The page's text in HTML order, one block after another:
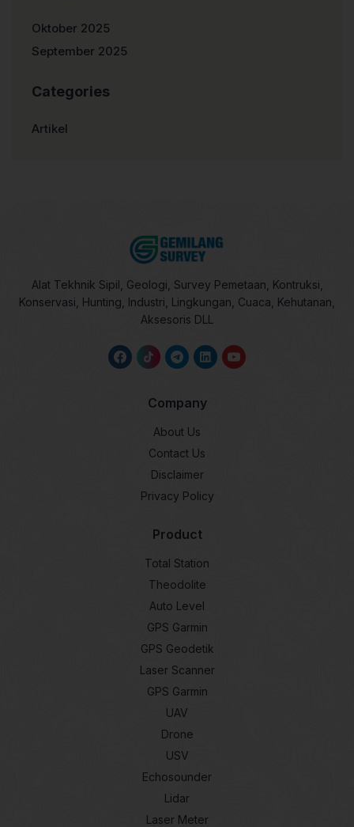
Oktober 2025
September 2025
Categories
Artikel
Alat Tekhnik Sipil, Geologi, Survey Pemetaan, Kontruksi,
Konservasi, Hunting, Industri, Lingkungan, Cuaca, Kehutanan,
Aksesoris DLL
Company
About Us
Contact Us
Disclaimer
Privacy Policy
Product
Total Station
Theodolite
Auto Level
GPS Garmin
GPS Geodetik
Laser Scanner
GPS Garmin
UAV
Drone
USV
Echosounder
Lidar
Laser Meter